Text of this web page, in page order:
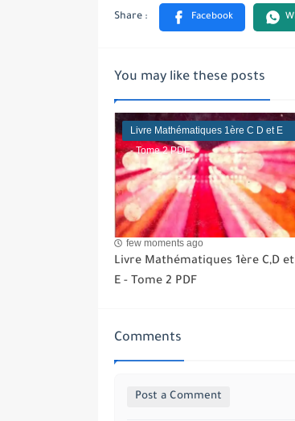
You may like these posts
Livre Mathématiques 1ère C D et E
- Tome 2 PDF
few moments ago
Livre Mathématiques 1ère C,D et
E - Tome 2 PDF
Comments
Post a Comment